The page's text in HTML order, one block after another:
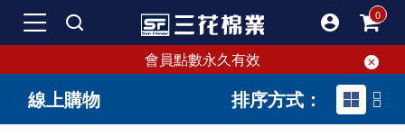
會員點數永久有效
線上購物 排序方式：